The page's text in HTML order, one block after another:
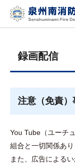
録画配信
注意（免責）
You Tube（ユーチ
組合と一切関係あり
また、広告による